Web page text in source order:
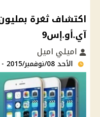
اكتشاف ثغرة
آي.أو.إس9
اميلي اميل
الأحد 08/نوفمبر/2015 - 12:37 م